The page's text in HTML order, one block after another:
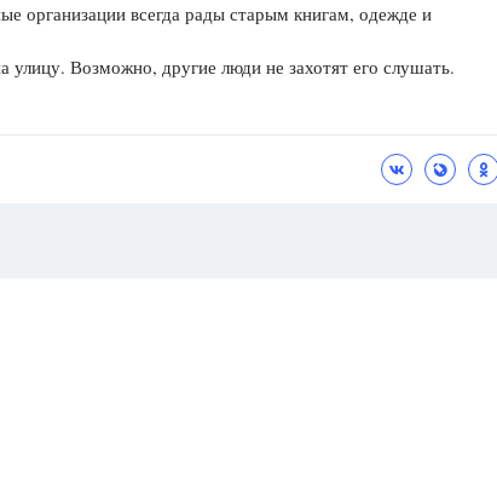
организации всегда рады старым книгам, одежде и
Возможно, другие люди не захотят его слушать.